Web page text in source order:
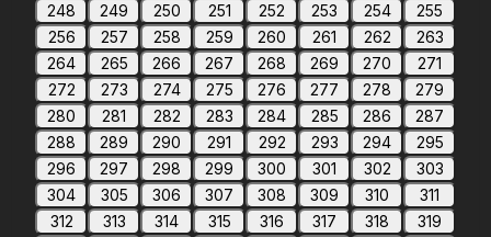
248
249 250 251 252 253 254
255
256
257 258 259 260 261 262
263
264
265 266 267 268 269 270
271
272
273 274 275 276 277 278
279
280
281 282 283 284 285 286
287
288
289 290 291 292 293 294
295
296
297 298 299 300 301 302
303
304
305 306 307 308 309 310
311
312
313 314 315 316 317 318
319